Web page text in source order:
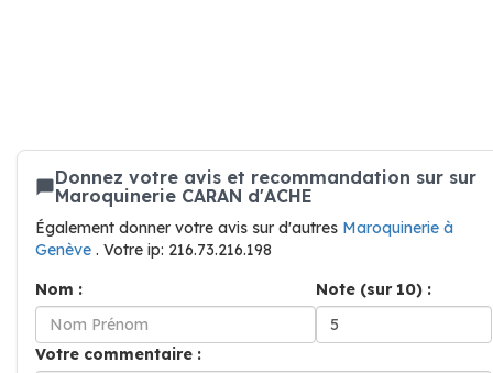
Donnez votre avis et recommandation sur sur
Maroquinerie CARAN d'ACHE
Également donner votre avis sur d'autres Maroquinerie à
Genève . Votre ip: 216.73.216.198
Nom :
Note (sur 10) :
Votre commentaire :